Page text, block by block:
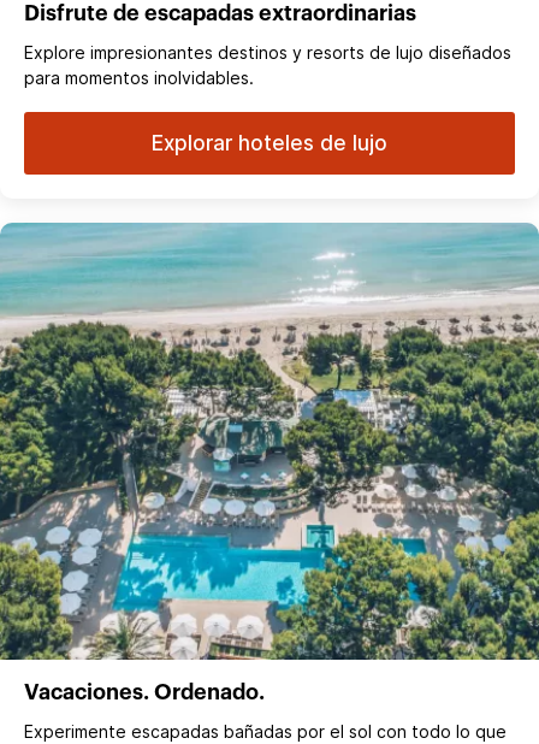
Disfrute de escapadas extraordinarias
Explore impresionantes destinos y resorts de lujo diseñados
para momentos inolvidables.
Explorar hoteles de lujo
Vacaciones. Ordenado.
Experimente escapadas bañadas por el sol con todo lo que